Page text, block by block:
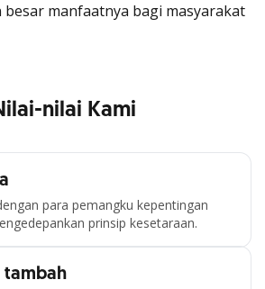
besar manfaatnya bagi masyarakat
nilai Kami
para pemangku kepentingan
prinsip kesetaraan.
tambah